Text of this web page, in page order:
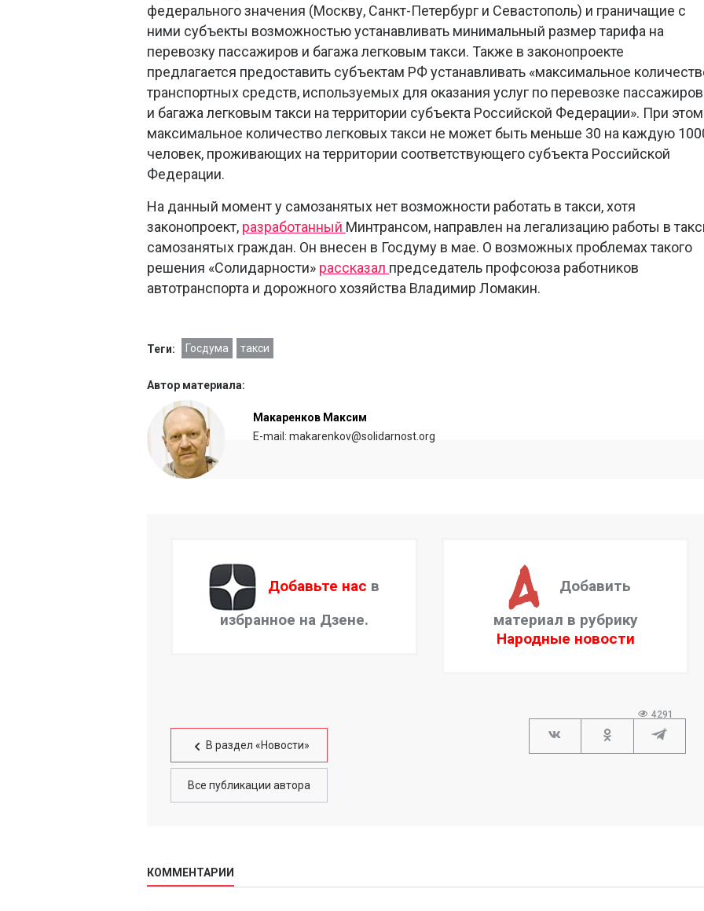
федерального значения (Москву, Санкт-Петербург и Севастополь) и граничащие с
ними субъекты возможностью устанавливать минимальный размер тарифа на
перевозку пассажиров и багажа легковым такси. Также в законопроекте
предлагается предоставить субъектам РФ устанавливать «максимальное
транспортных средств, используемых для оказания услуг по перевозке пассажиров
и багажа легковым такси на территории субъекта Российской Федерации». При этом
максимальное количество легковых такси не может быть меньше 30 на каждую
человек, проживающих на территории соответствующего субъекта Российской
Федерации.
На данный момент у самозанятых нет возможности работать в такси, хотя
законопроект, разработанный Минтрансом, направлен на легализацию работы в
самозанятых граждан. Он внесен в Госдуму в мае. О возможных проблемах такого
решения «Солидарности» рассказал председатель профсоюза работников
автотранспорта и дорожного хозяйства Владимир Ломакин.
Теги: Госдума такси
Автор материала:
Макаренков Максим
E-mail: makarenkov@solidarnost.org
Добавьте нас в
избранное на Дзене.
Добавить
материал в рубрику
Народные новости
В раздел «Новости»
Все публикации автора
4291
КОММЕНТАРИИ